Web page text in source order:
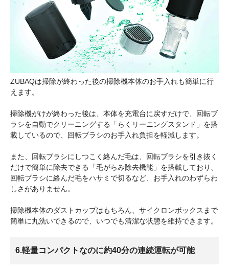
ZUBAQは掃除が終わった後の掃除機本体のお手入れも簡単に行
えます。
掃除機がけが終わった後は、本体を充電台に戻すだけで、回転ブ
ラシを自動でクリーニングする「らくリーニングスタンド」を搭
載しているので、回転ブラシのお手入れ負担を軽減します。
また、回転ブラシにしつこく絡んだ毛は、回転ブラシを引き抜く
だけで簡単に除去できる「毛がらみ除去機能」を搭載しており、
回転ブラシに絡んだ毛をハサミで切るなど、お手入れのわずらわ
しさがありません。
掃除機本体のダストカップはもちろん、サイクロンボックスまで
簡単に丸洗いできるので、いつでも清潔な状態を維持できます。
6.軽量コンパクトなのに約40分の連続運転が可能